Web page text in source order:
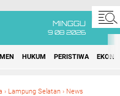
MINGGU
9 08 2026
HUKUM PERISTIWA
› Lampung Selatan › News